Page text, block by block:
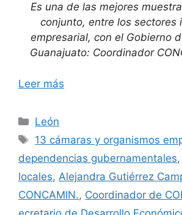
Es una de las mejores
conjunto, entre los sectores
empresarial, con el Gobierno
Guanajuato: Coordinador
Leer más
Categorías
León
Etiquetas
13 cámaras y organismos
dependencias gubernamentales,
locales, Alejandra Gutiérrez
CONCAMIN., Coordinador de